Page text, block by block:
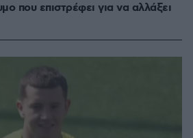
που επιστρέφει για να αλλάξει